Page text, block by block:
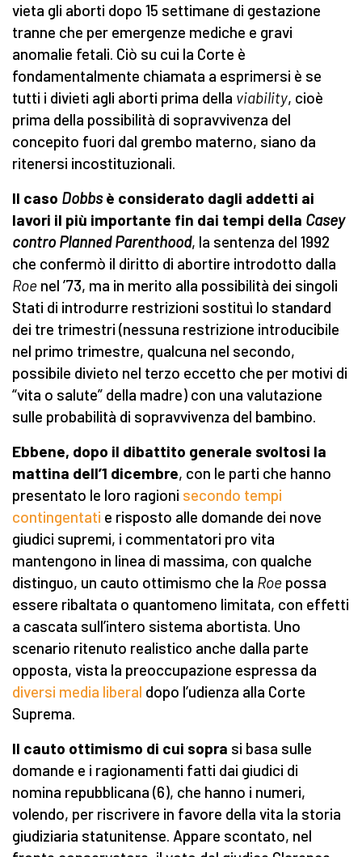
vieta gli aborti dopo 15 settimane di gestazione
tranne che per emergenze mediche e gravi
anomalie fetali. Ciò su cui la Corte è
fondamentalmente chiamata a esprimersi è se
tutti i divieti agli aborti prima della viability, cioè
prima della possibilità di sopravvivenza del
concepito fuori dal grembo materno, siano da
ritenersi incostituzionali.
Il caso Dobbsè considerato dagli addetti ai
lavori il più importante fin dai tempi della Casey
contro Planned Parenthood, la sentenza del 1992
che confermò il diritto di abortire introdotto dalla
Roe nel ’73, ma in merito alla possibilità dei singoli
Stati di introdurre restrizioni sostituì lo standard
dei tre trimestri (nessuna restrizione introducibile
nel primo trimestre, qualcuna nel secondo,
possibile divieto nel terzo eccetto che per motivi di
“vita o salute” della madre) con una valutazione
sulle probabilità di sopravvivenza del bambino.
Ebbene, dopo il dibattito generale svoltosi la
mattina dell’1 dicembre, con le parti che hanno
presentato le loro ragioni secondo tempi
contingentati e risposto alle domande dei nove
giudici supremi, i commentatori pro vita
mantengono in linea di massima, con qualche
distinguo, un cauto ottimismo che la Roe possa
essere ribaltata o quantomeno limitata, con effetti
a cascata sull’intero sistema abortista. Uno
scenario ritenuto realistico anche dalla parte
opposta, vista la preoccupazione espressa da
diversi media liberal dopo l’udienza alla Corte
Suprema.
Il cauto ottimismo di cui sopra si basa sulle
domande e i ragionamenti fatti dai giudici di
nomina repubblicana (6), che hanno i numeri,
volendo, per riscrivere in favore della vita la storia
giudiziaria statunitense. Appare scontato, nel